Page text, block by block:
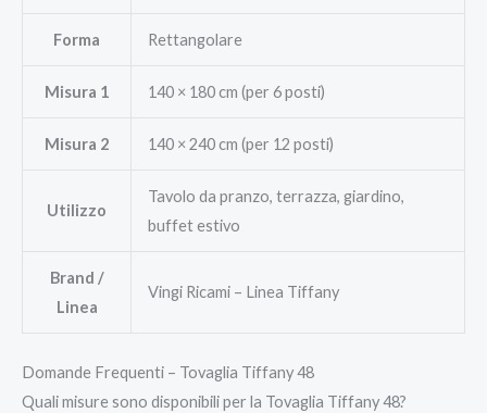
Forma Rettangolare
Misura 1 140 × 180 cm (per 6 posti)
Misura 2 140 × 240 cm (per 12 posti)
Utilizzo
Tavolo da pranzo, terrazza, giardino,
buffet estivo
Brand /
Linea
Vingi Ricami – Linea Tiffany
Domande Frequenti – Tovaglia Tiffany 48
Quali misure sono disponibili per la Tovaglia Tiffany 48?